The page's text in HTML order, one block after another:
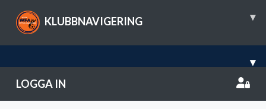
KLUBBNAVIGERING ▾
▾
LOGGA IN